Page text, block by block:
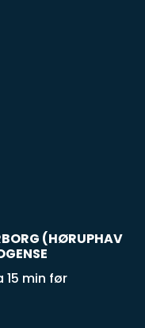
(HØRUPHAV
min før